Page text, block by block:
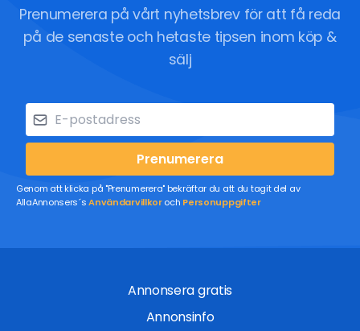
Prenumerera på vårt nyhetsbrev för att få reda
på de senaste och hetaste tipsen inom köp &
sälj
Prenumerera
Genom att klicka på "Prenumerera" bekräftar du att du tagit del av
AllaAnnonsers´sAnvändarvillkoroch Personuppgifter
Annonsera gratis
Annonsinfo